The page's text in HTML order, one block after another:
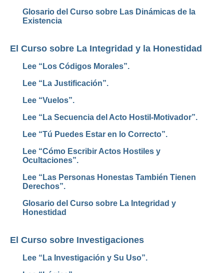
Glosario del Curso sobre Las Dinámicas de la
Existencia
El Curso sobre La Integridad y la Honestidad
Lee “Los Códigos Morales”.
Lee “La Justificación”.
Lee “Vuelos”.
Lee “La Secuencia del Acto Hostil-Motivador”.
Lee “Tú Puedes Estar en lo Correcto”.
Lee “Cómo Escribir Actos Hostiles y
Ocultaciones”.
Lee “Las Personas Honestas También Tienen
Derechos”.
Glosario del Curso sobre La Integridad y
Honestidad
El Curso sobre Investigaciones
Lee “La Investigación y Su Uso”.